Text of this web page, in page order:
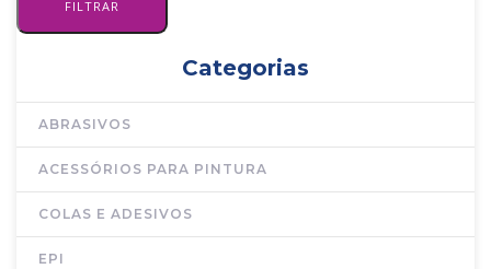
Categorias
ABRASIVOS
ACESSÓRIOS PARA PINTURA
COLAS E ADESIVOS
EPI